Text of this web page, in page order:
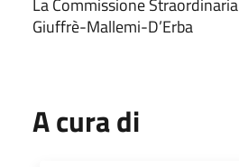
Giuffrè-Mallemi-D’Erba
A cura di